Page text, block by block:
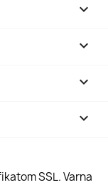


keyboard_arrow_down

SSL. Varna